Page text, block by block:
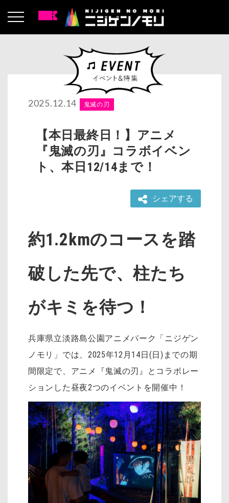
2025.12.14 鬼滅の刃
【本日最終日！】アニメ
『鬼滅の刃』コラボイベン
ト、本日12/14まで！
シェアする
約1.2kmのコースを踏
破した先で、柱たち
がキミを待つ！
兵庫県立淡路島公園アニメパーク「ニジゲン
ノモリ」では、2025年12月14日(日)までの期
間限定で、アニメ『鬼滅の刃』とコラボレー
ションした昼夜2つのイベントを開催中！